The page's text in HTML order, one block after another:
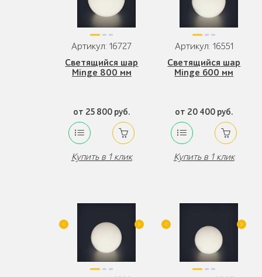
Артикул: 16727
Светящийся шар
Minge 800 мм
от 25 800 руб.
Купить в 1 клик
Артикул: 16551
Светящийся шар
Minge 600 мм
от 20 400 руб.
Купить в 1 клик